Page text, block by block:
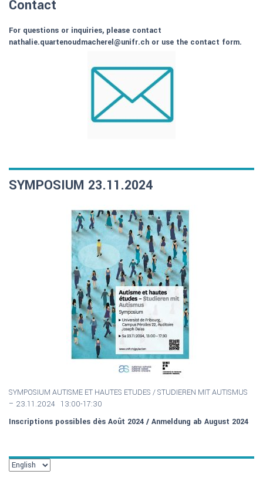
Contact
For questions or inquiries, please contact
nathalie.quartenoudmacherel@unifr.ch or use the contact form.
SYMPOSIUM 23.11.2024
SYMPOSIUM AUTISME ET HAUTES ETUDES / STUDIEREN MIT AUTISMUS
– 23.11.2024 13:00-17:30
Inscriptions possibles dès Août 2024 / Anmeldung ab August 2024